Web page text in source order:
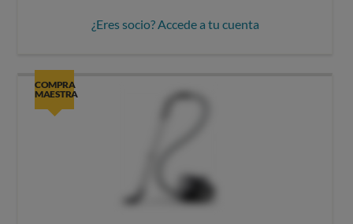
¿Eres socio? Accede a tu cuenta
COMPRA
MAESTRA